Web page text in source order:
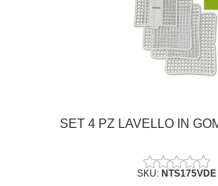
SET 4 PZ LAVELLO IN
SKU: NTS175VDE